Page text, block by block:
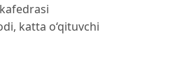
katta o‘qituvchi